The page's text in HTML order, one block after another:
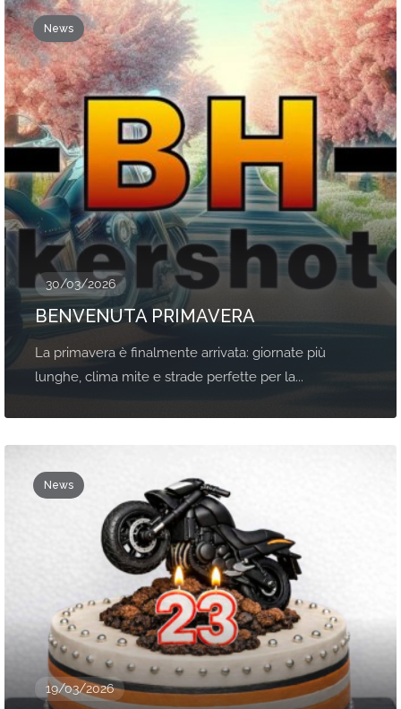
News
30/03/2026
BENVENUTA PRIMAVERA
La primavera è finalmente arrivata: giornate più
lunghe, clima mite e strade perfette per la...
News
19/03/2026